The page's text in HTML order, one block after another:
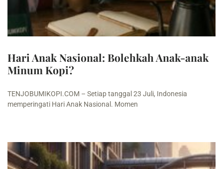
Hari Anak Nasional: Bolehkah Anak-anak
Minum Kopi?
TENJOBUMIKOPI.COM – Setiap tanggal 23 Juli, Indonesia
memperingati Hari Anak Nasional. Momen